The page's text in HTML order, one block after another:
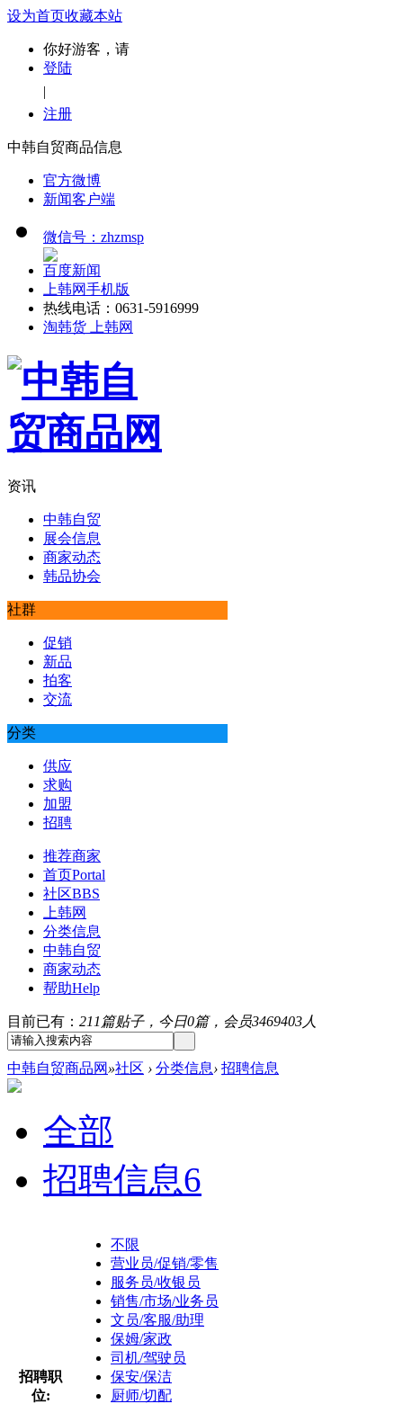
设为首页收藏本站
你好游客，请
登陆
|
注册
中韩自贸商品信息
官方微博
新闻客户端
微信号：zhzmsp
百度新闻
上韩网手机版
热线电话：0631-5916999
淘韩货 上韩网
资讯
中韩自贸
展会信息
商家动态
韩品协会
社群
促销
新品
拍客
交流
分类
供应
求购
加盟
招聘
推荐商家
首页Portal
社区BBS
上韩网
分类信息
中韩自贸
商家动态
帮助Help
目前已有： 211篇贴子，今日0篇，会员3469403人
中韩自贸商品网 »社区 › 分类信息› 招聘信息
全部
招聘信息6
招聘职
位:
不限
营业员/促销/零售
服务员/收银员
销售/市场/业务员
文员/客服/助理
保姆/家政
司机/驾驶员
保安/保洁
厨师/切配